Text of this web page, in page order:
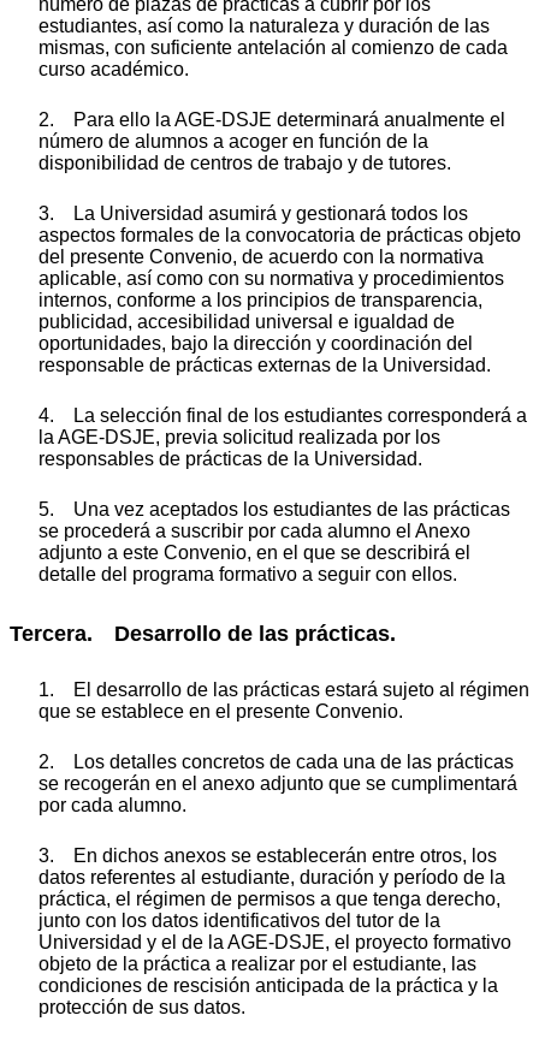
estudiantes, así como la naturaleza y duración de las
mismas, con suficiente antelación al comienzo de cada
curso académico.
2. Para ello la AGE-DSJE determinará anualmente el
número de alumnos a acoger en función de la
disponibilidad de centros de trabajo y de tutores.
3. La Universidad asumirá y gestionará todos los
aspectos formales de la convocatoria de prácticas objeto
del presente Convenio, de acuerdo con la normativa
aplicable, así como con su normativa y procedimientos
internos, conforme a los principios de transparencia,
publicidad, accesibilidad universal e igualdad de
oportunidades, bajo la dirección y coordinación del
responsable de prácticas externas de la Universidad.
4. La selección final de los estudiantes corresponderá a
la AGE-DSJE, previa solicitud realizada por los
responsables de prácticas de la Universidad.
5. Una vez aceptados los estudiantes de las prácticas
se procederá a suscribir por cada alumno el Anexo
adjunto a este Convenio, en el que se describirá el
detalle del programa formativo a seguir con ellos.
Tercera. Desarrollo de las prácticas.
1. El desarrollo de las prácticas estará sujeto al régimen
que se establece en el presente Convenio.
2. Los detalles concretos de cada una de las prácticas
se recogerán en el anexo adjunto que se cumplimentará
por cada alumno.
3. En dichos anexos se establecerán entre otros, los
datos referentes al estudiante, duración y período de la
práctica, el régimen de permisos a que tenga derecho,
junto con los datos identificativos del tutor de la
Universidad y el de la AGE-DSJE, el proyecto formativo
objeto de la práctica a realizar por el estudiante, las
condiciones de rescisión anticipada de la práctica y la
protección de sus datos.